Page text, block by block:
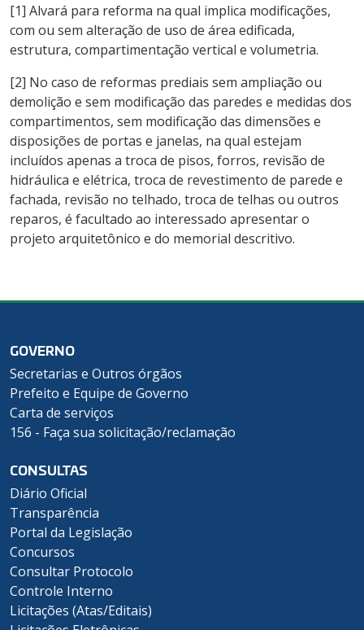
[1] Alvará para reforma na qual implica modificações,
com ou sem alteração de uso de área edificada,
estrutura, compartimentação vertical e volumetria.
[2] No caso de reformas prediais sem ampliação ou
demolição e sem modificação das paredes e medidas dos
compartimentos, sem modificação das dimensões e
disposições de portas e janelas, na qual estejam
incluídos apenas a troca de pisos, forros, revisão de
hidráulica e elétrica, troca de revestimento de parede e
fachada, revisão no telhado, troca de telhas ou outros
reparos, é facultado ao interessado apresentar o
projeto arquitetônico e do memorial descritivo.
GOVERNO
Secretarias e Outros órgãos
Prefeito e Equipe de Governo
Carta de serviços
156 - Faça sua solicitação/reclamação
CONSULTAS
Diário Oficial
Transparência
Portal da Legislação
Concursos
Consultar Protocolo
Controle Interno
Licitações (Atas/Editais)